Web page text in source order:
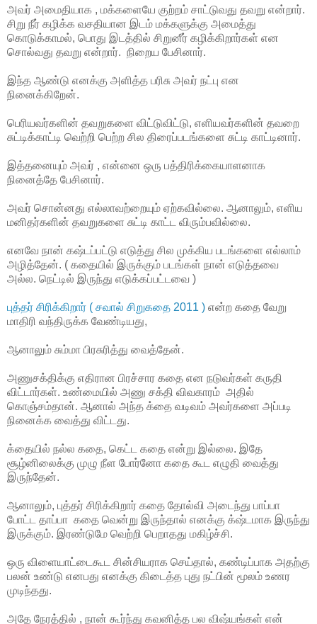
அவர் அமைதியாக , மக்களையே குற்றம் சாட்டுவது தவறு என்றார்.
சிறு நீர் கழிக்க வசதியான இடம் மக்களுக்கு அமைத்து
கொடுக்காமல், பொது இடத்தில் சிறுனீர் கழிக்கிறார்கள் என
சொல்வது தவறு என்றார். நிறைய பேசினார்.
இந்த ஆண்டு எனக்கு அளித்த பரிசு அவர் நட்பு என
நினைக்கிறேன்.
பெரியவர்களின் தவறுகளை விட்டுவிட்டு, எளியவர்களின் தவறை
சுட்டிக்காட்டி வெற்றி பெற்ற சில திரைப்படங்களை சுட்டி காட்டினார்.
இத்தனையும் அவர் , என்னை ஒரு பத்திரிக்கையாளனாக
நினைத்தே பேசினார்.
அவர் சொன்னது எல்லாவற்றையும் ஏற்கவில்லை. ஆனாலும், எளிய
மனிதர்களின் தவறுகளை சுட்டி காட்ட விரும்பவில்லை.
எனவே நான் கஷ்டப்பட்டு எடுத்து சில முக்கிய படங்களை எல்லாம்
அழித்தேன். ( கதையில் இருக்கும் படங்கள் நான் எடுத்தவை
அல்ல. நெட்டில் இருந்து எடுக்கப்பட்டவை )
புத்தர் சிரிக்கிறார் ( சவால் சிறுகதை 2011 ) என்ற கதை வேறு
மாதிரி வந்திருக்க வேண்டியது,
ஆனாலும் சும்மா பிரசுரித்து வைத்தேன்.
அணுசக்திக்கு எதிரான பிரச்சார கதை என நடுவர்கள் கருதி
விட்டார்கள். உண்மையில் அணு சக்தி விவகாரம் அதில்
கொஞ்சம்தான். ஆனால் அந்த க்தை வடிவம் அவர்களை அப்படி
நினைக்க வைத்து விட்டது.
க்தையில் நல்ல கதை, கெட்ட கதை என்று இல்லை. இதே
சூழ்னிலைக்கு முழு நீள போர்னோ கதை கூட எழுதி வைத்து
இருந்தேன்.
ஆனாலும், புத்தர் சிரிக்கிறார் கதை தோல்வி அடைந்து பாப்பா
போட்ட தாப்பா கதை வென்று இருந்தால் எனக்கு க்‌ஷ்டமாக இருந்து
இருக்கும். இரண்டுமே வெற்றி பெறாதது மகிழ்ச்சி.
ஒரு விளையாட்டைகூட சின்சியராக செய்தால், கண்டிப்பாக அதற்கு
பலன் உண்டு எனபது எனக்கு கிடைத்த புது நட்பின் மூலம் உணர
முடிந்தது.
அதே நேரத்தில் , நான் கூர்ந்து கவனித்த பல விஷ்யங்கள் என்